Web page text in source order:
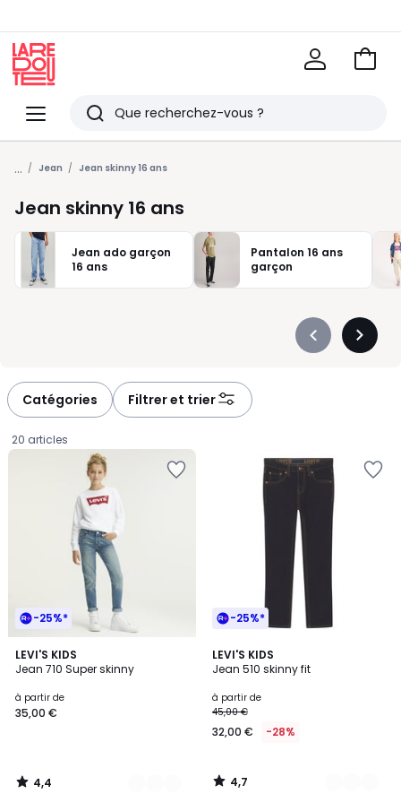
Menu
Redoute
Rechercher
Derniers
articles
vus
Voir
... Jean Jean skinny 16 ans
Jean skinny 16 ans
Jean ado garçon
16 ans
Pantalon 16 ans
garçon
Précédent
Catégories Filtrer et trier
20 articles
-25%*
LEVI'S KIDS
Jean 710 Super skinny
Prix
à
35,00
€.
à partir de
35,00 €
4,4
/ 5
2
Couleurs
4,4
/
-25%*
LEVI'S KIDS
Jean 510 skinny fit
à partir de
45,00 €
32,00 € -28%
4,7
/ 5
3
Couleurs
4,7
/